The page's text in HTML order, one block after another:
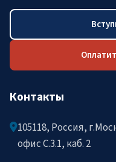
Контакты
105118, Россия,
офис C.3.1, каб. 2